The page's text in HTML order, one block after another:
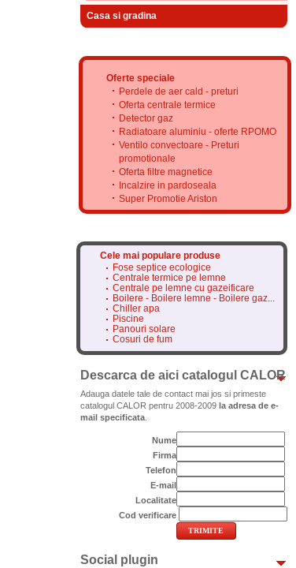
Casa si gradina
Oferte speciale
Perdele de aer cald - preturi
Oferta centrale termice
Detector gaz
Radiatoare aluminiu - oferte RPOMO
Ventilo convectoare - Preturi
promotionale
Oferta filtre magnetice
Incalzire in pardoseala
Super Promotie Ariston
Cele mai populare produse
Fose septice ecologice
Centrale termice pe lemne
Centrale pe lemne cu gazeificare
Boilere - Boilere lemne - Boilere gaz...
Chiller apa
Piscine
Panouri solare
Cosuri de fum
Descarca de aici catalogul CALOR
Adauga datele tale de contact mai jos si primeste
catalogul CALOR pentru 2008-2009 la adresa de e-
mail specificata
Nume
Firma
Telefon
E-mail
Localitate
Cod verificare
Social plugin